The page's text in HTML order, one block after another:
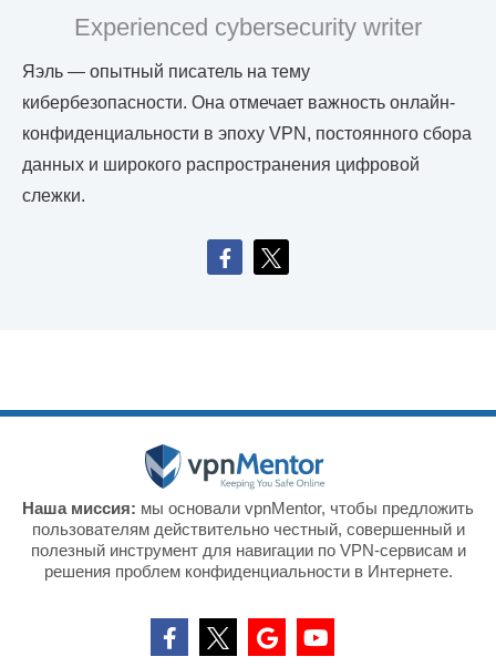
Experienced cybersecurity writer
Яэль — опытный писатель на тему
кибербезопасности. Она отмечает важность онлайн-
конфиденциальности в эпоху VPN, постоянного сбора
данных и широкого распространения цифровой
слежки.
Наша миссия: мы основали vpnMentor, чтобы предложить
пользователям действительно честный, совершенный и
полезный инструмент для навигации по VPN-сервисам и
решения проблем конфиденциальности в Интернете.